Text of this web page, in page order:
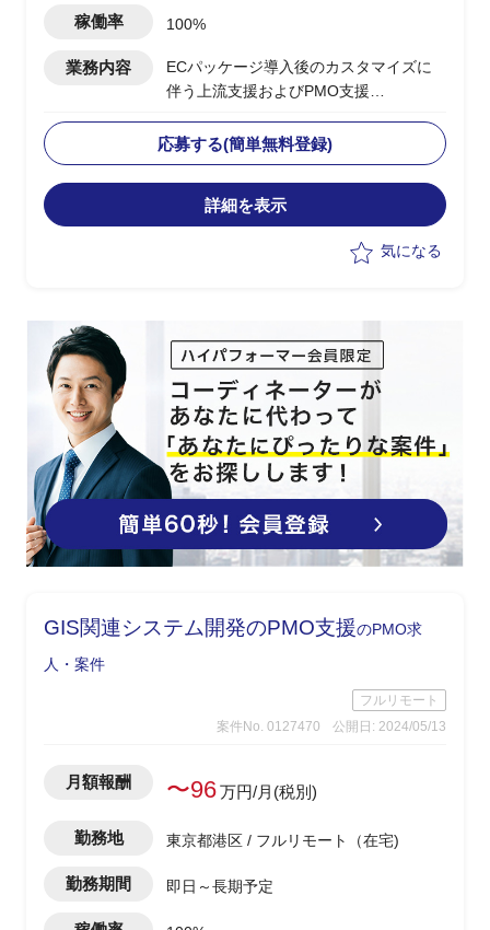
稼働率 100%
業務内容
ECパッケージ導入後のカスタマイズに
伴う上流支援およびPMO支援
・Hit＆Gap及び要件定義など上流工程を
担当
・PM補佐としてプロジェクトの管理お
よび推進を担当
応募する(簡単無料登録)
詳細を表示
気になる
GIS関連システム開発のPMO支援のPMO求
人・案件
フルリモート
案件No. 0127470
公開日: 2024/05/13
月額報酬 〜96万円/月(税別)
勤務地 東京都港区 / フルリモート（在宅)
勤務期間 即日～長期予定